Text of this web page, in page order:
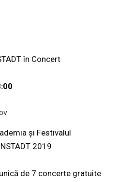
în Concert
și Festivalul
2019
de 7 concerte gratuite